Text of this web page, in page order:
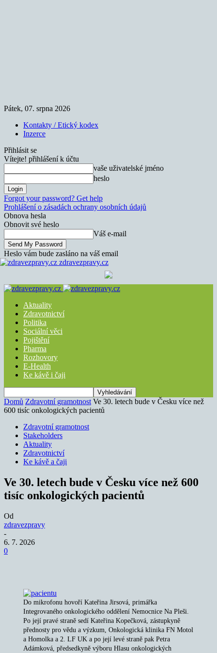
Pátek, 07. srpna 2026
Kontakty / Etický kodex
Inzerce
Přihlásit se
Vítejte! přihlášení k účtu
vaše uživatelské jméno
heslo
Forgot your password? Get help
Prohlášení o zásadách ochrany osobních údajů
Obnova hesla
Obnovit své heslo
Váš e-mail
Heslo vám bude zasláno na váš email
zdravezpravy.cz
Aktuality
Zdravotnictví
Politika
Sociální věci
Pojištění
Pharma
Rozhovory
E-Health
Ke kávě i čaji
Domů Zdravotní gramotnost Ve 30. letech bude v Česku více než
600 tisíc onkologických pacientů
Zdravotní gramotnost
Stakeholders
Aktuality
Zdravotnictví
Ke kávě a čaji
Ve 30. letech bude v Česku více než 600
tisíc onkologických pacientů
Od
zdravezpravy
-
6. 7. 2026
0
Do mikrofonu hovoří Kateřina Jirsová, primářka
Integrovaného onkologického oddělení Nemocnice Na Pleši.
Po její pravé straně sedí Kateřina Kopečková, zástupkyně
přednosty pro vědu a výzkum, Onkologická klinika FN Motol
a Homolka a 2. LF UK a po její levé straně pak Petra
Adámková, předsedkyně výboru Hlasu onkologických